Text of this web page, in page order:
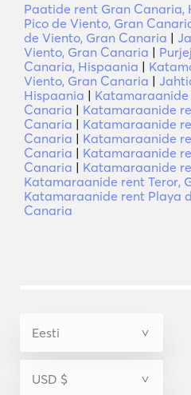
Paatide rent Gran Canaria,
Pico de Viento, Gran
de Viento, Gran Canaria |
Viento, Gran Canaria |
Canaria, Hispaania |
Viento, Gran Canaria |
Hispaania | Katamaraanide
Canaria | Katamaraanide
Canaria | Katamaraanide
Canaria | Katamaraanide
Canaria | Katamaraanide
Canaria | Katamaraanide
Katamaraanide rent Teror,
Katamaraanide rent Playa
Canaria